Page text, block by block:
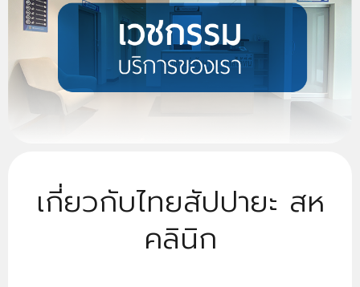
บทความ
ติดต่อ/จองคิว
เกี่ยวกับไทยสัปปายะ สห
คลินิก